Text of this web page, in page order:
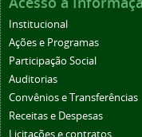
Institucional
Ações e Programas
Participação Social
Auditorias
Convênios e Transferências
Receitas e Despesas
Licitações e contratos